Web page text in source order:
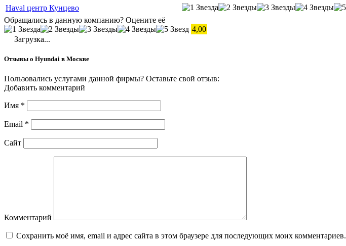
Haval центр Кунцево
Обращались в данную компанию? Оцените её
4,00
Загрузка...
Отзывы о Hyundai в Москве
Пользовались услугами данной фирмы? Оставьте свой отзыв:
Добавить комментарий
Имя *
Email *
Сайт
Комментарий
Сохранить моё имя, email и адрес сайта в этом браузере для последующих моих комментариев.